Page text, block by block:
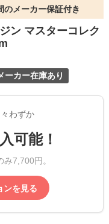
のメーカー保証付き
ン マスターコレク
ーカー在庫あり
わずか
可能！
7,700円。
ンを見る